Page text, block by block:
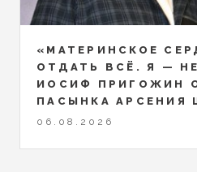
«МАТЕРИНСКОЕ
ОТДАТЬ ВСЁ. Я —
ИОСИФ ПРИГОЖИН
ПАСЫНКА АРСЕНИЯ
06.08.2026